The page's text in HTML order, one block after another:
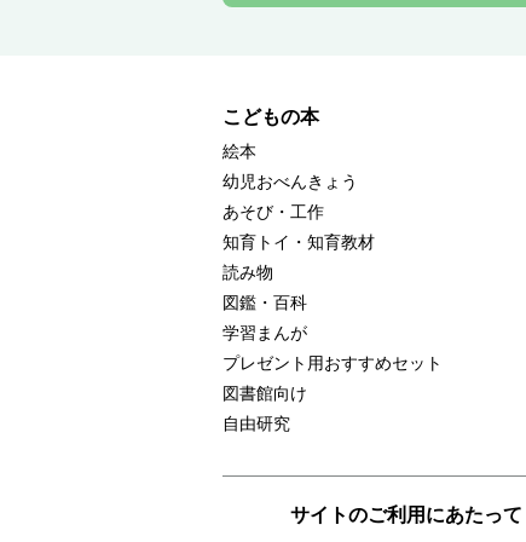
こどもの本
絵本
幼児おべんきょう
あそび・工作
知育トイ・知育教材
読み物
図鑑・百科
学習まんが
プレゼント用おすすめセット
図書館向け
自由研究
サイトのご利用にあたって